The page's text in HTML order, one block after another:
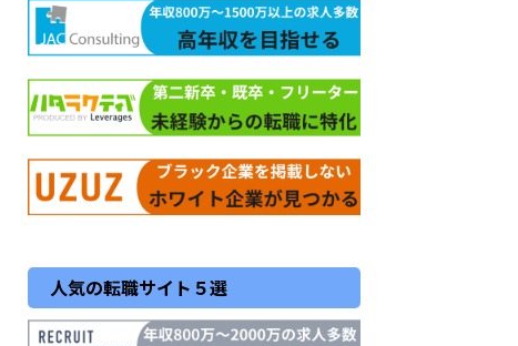
人気の転職サイト５選